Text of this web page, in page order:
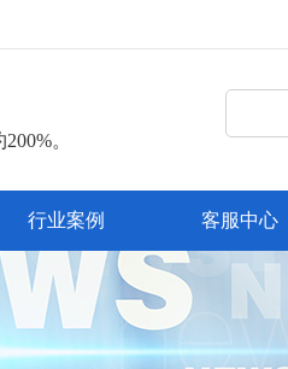
。
行业案例 客服中心